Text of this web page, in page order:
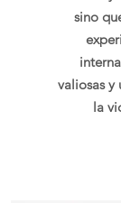
sino
valiosas y
la